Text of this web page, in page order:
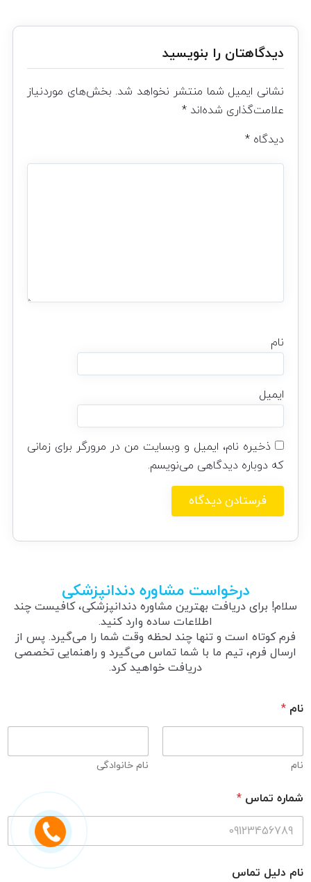
دیدگاهتان را بنویسید
نشانی ایمیل شما منتشر نخواهد شد. بخش‌های موردنیاز
علامت‌گذاری شده‌اند *
دیدگاه *
نام
ایمیل
ذخیره نام، ایمیل و وبسایت من در مرورگر برای زمانی
که دوباره دیدگاهی می‌نویسم.
درخواست مشاوره دندانپزشکی
سلام! برای دریافت بهترین مشاوره دندانپزشکی، کافیست چند
اطلاعات ساده وارد کنید.
فرم کوتاه است و تنها چند لحظه وقت شما را می‌گیرد. پس از
ارسال فرم، تیم ما با شما تماس می‌گیرد و راهنمایی تخصصی
دریافت خواهید کرد.
نام *
نام نام خانوادگی
شماره تماس *
نام دلیل تماس